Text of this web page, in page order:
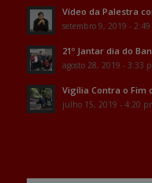
Vídeo da Palestra
setembro 9, 2019 -
21º Jantar dia do
agosto 28, 2019 - 3:33
Vigília Contra o Fim
julho 15, 2019 - 4:20